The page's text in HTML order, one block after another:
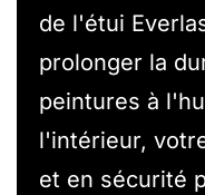
de l'étui
prolonger la
peintures à
l'intérieur,
et en sécurité